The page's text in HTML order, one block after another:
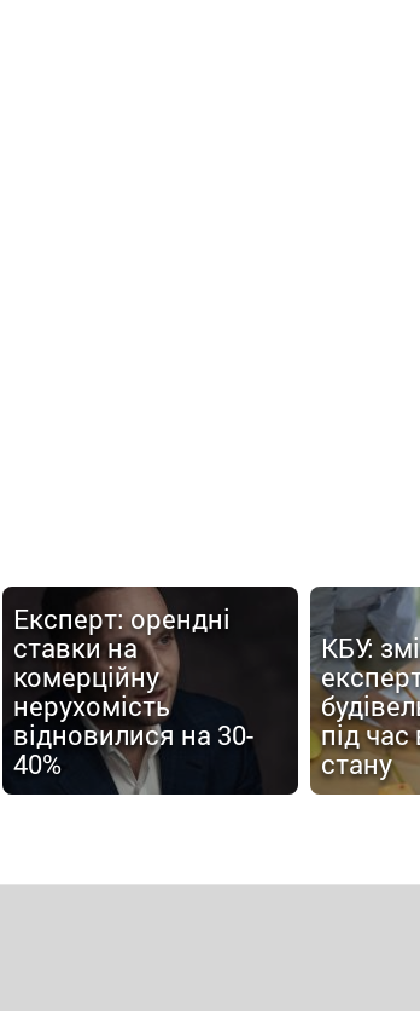
Експерт: орендні
ставки на
комерційну
нерухомість
відновилися на 30-
40%
КБУ:
під
стану